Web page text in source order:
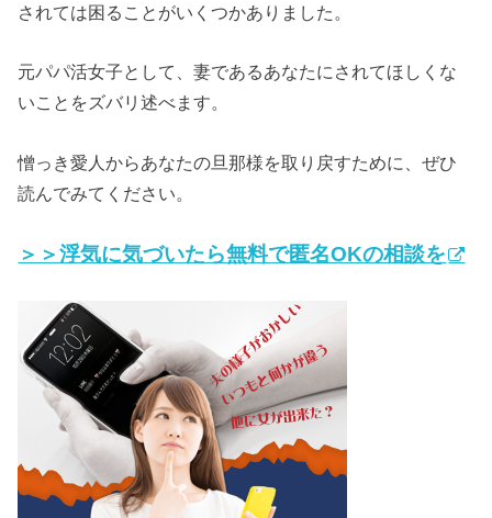
されては困ることがいくつかありました。
元パパ活女子として、妻であるあなたにされてほしくな
いことをズバリ述べます。
憎っき愛人からあなたの旦那様を取り戻すために、ぜひ
読んでみてください。
＞＞浮気に気づいたら無料で匿名OKの相談を